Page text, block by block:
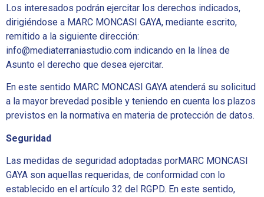
Los interesados podrán ejercitar los derechos indicados,
dirigiéndose a MARC MONCASI GAYA, mediante escrito,
remitido a la siguiente dirección:
info@mediaterraniastudio.com indicando en la línea de
Asunto el derecho que desea ejercitar.
En este sentido MARC MONCASI GAYA atenderá su solicitud
a la mayor brevedad posible y teniendo en cuenta los plazos
previstos en la normativa en materia de protección de datos.
Seguridad
Las medidas de seguridad adoptadas porMARC MONCASI
GAYA son aquellas requeridas, de conformidad con lo
establecido en el artículo 32 del RGPD. En este sentido,